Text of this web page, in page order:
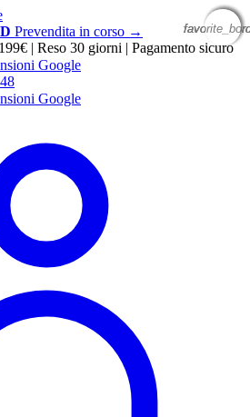
Prevendita in corso →
| Reso 30 giorni | Pagamento sicuro
Google
Google